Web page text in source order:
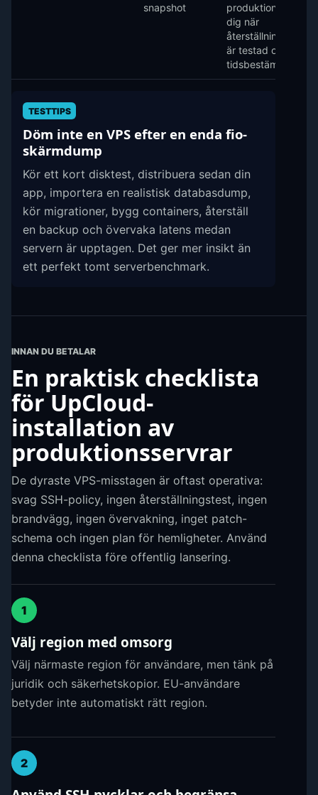
snapshot
produktionsklar för
dig när
återställningsvägen
är testad och
tidsbestämd.
TESTTIPS
Döm inte en VPS efter en enda fio-
skärmdump
Kör ett kort disktest, distribuera sedan din
app, importera en realistisk databasdump,
kör migrationer, bygg containers, återställ
en backup och övervaka latens medan
servern är upptagen. Det ger mer insikt än
ett perfekt tomt serverbenchmark.
INNAN DU BETALAR
En praktisk checklista
för UpCloud-
installation av
produktionsservrar
De dyraste VPS-misstagen är oftast operativa:
svag SSH-policy, ingen återställningstest, ingen
brandvägg, ingen övervakning, inget patch-
schema och ingen plan för hemligheter. Använd
denna checklista före offentlig lansering.
1
Välj region med omsorg
Välj närmaste region för användare, men tänk på
juridik och säkerhetskopior. EU-användare
betyder inte automatiskt rätt region.
2